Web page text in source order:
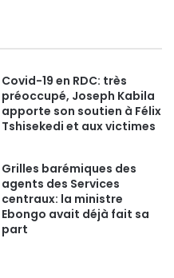
Covid-19 en RDC: très
préoccupé, Joseph Kabila
apporte son soutien à Félix
Tshisekedi et aux victimes
Grilles barémiques des
agents des Services
centraux: la ministre
Ebongo avait déjà fait sa
part